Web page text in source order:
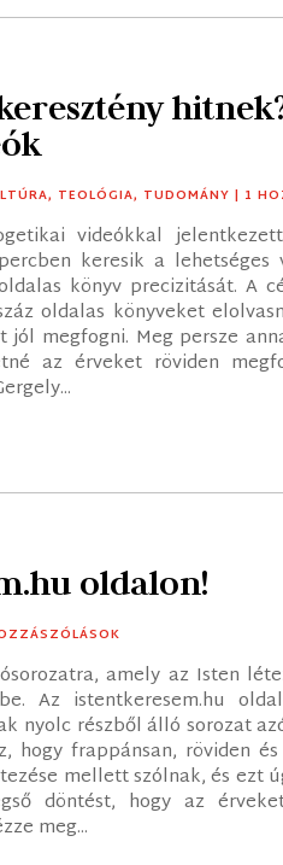
, TEOLÓGIA, TUDOMÁNY | 1
videókkal
keresik a lehetséges
könyv precizitását. A
oldalas könyveket
jól megfogni. Meg persze
az érveket röviden
oldalon!
amely az Isten
Az istentkeresem.hu
nyolc részből álló sorozat
hogy frappánsan, röviden
mellett szólnak, és ezt
döntést, hogy az
meg...